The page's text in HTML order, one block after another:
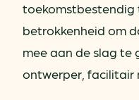
toekomstbestendig
betrokkenheid om
mee aan de slag te
ontwerper, facilitair